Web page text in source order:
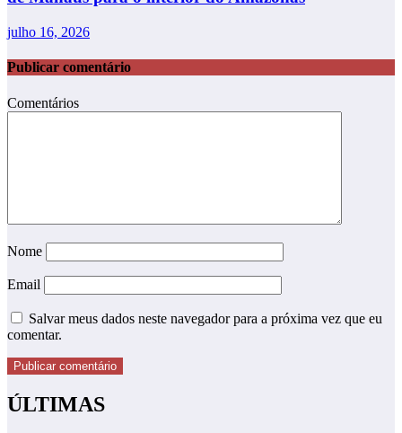
julho 16, 2026
Publicar comentário
Comentários
Nome
Email
Salvar meus dados neste navegador para a próxima vez que eu
comentar.
ÚLTIMAS